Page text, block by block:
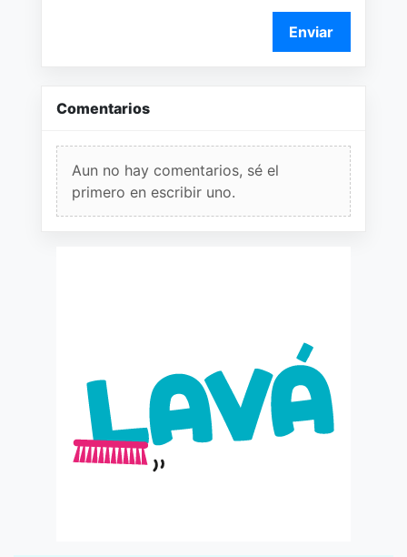
Enviar
Comentarios
Aun no hay comentarios, sé el
primero en escribir uno.